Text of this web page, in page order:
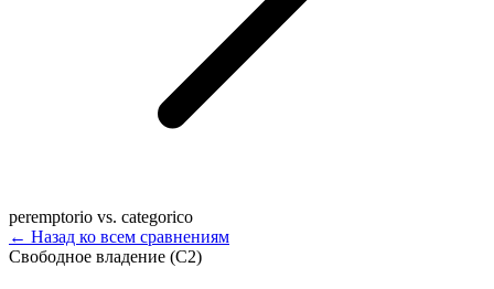
peremptorio vs. categorico
← Назад ко всем сравнениям
Свободное владение (C2)